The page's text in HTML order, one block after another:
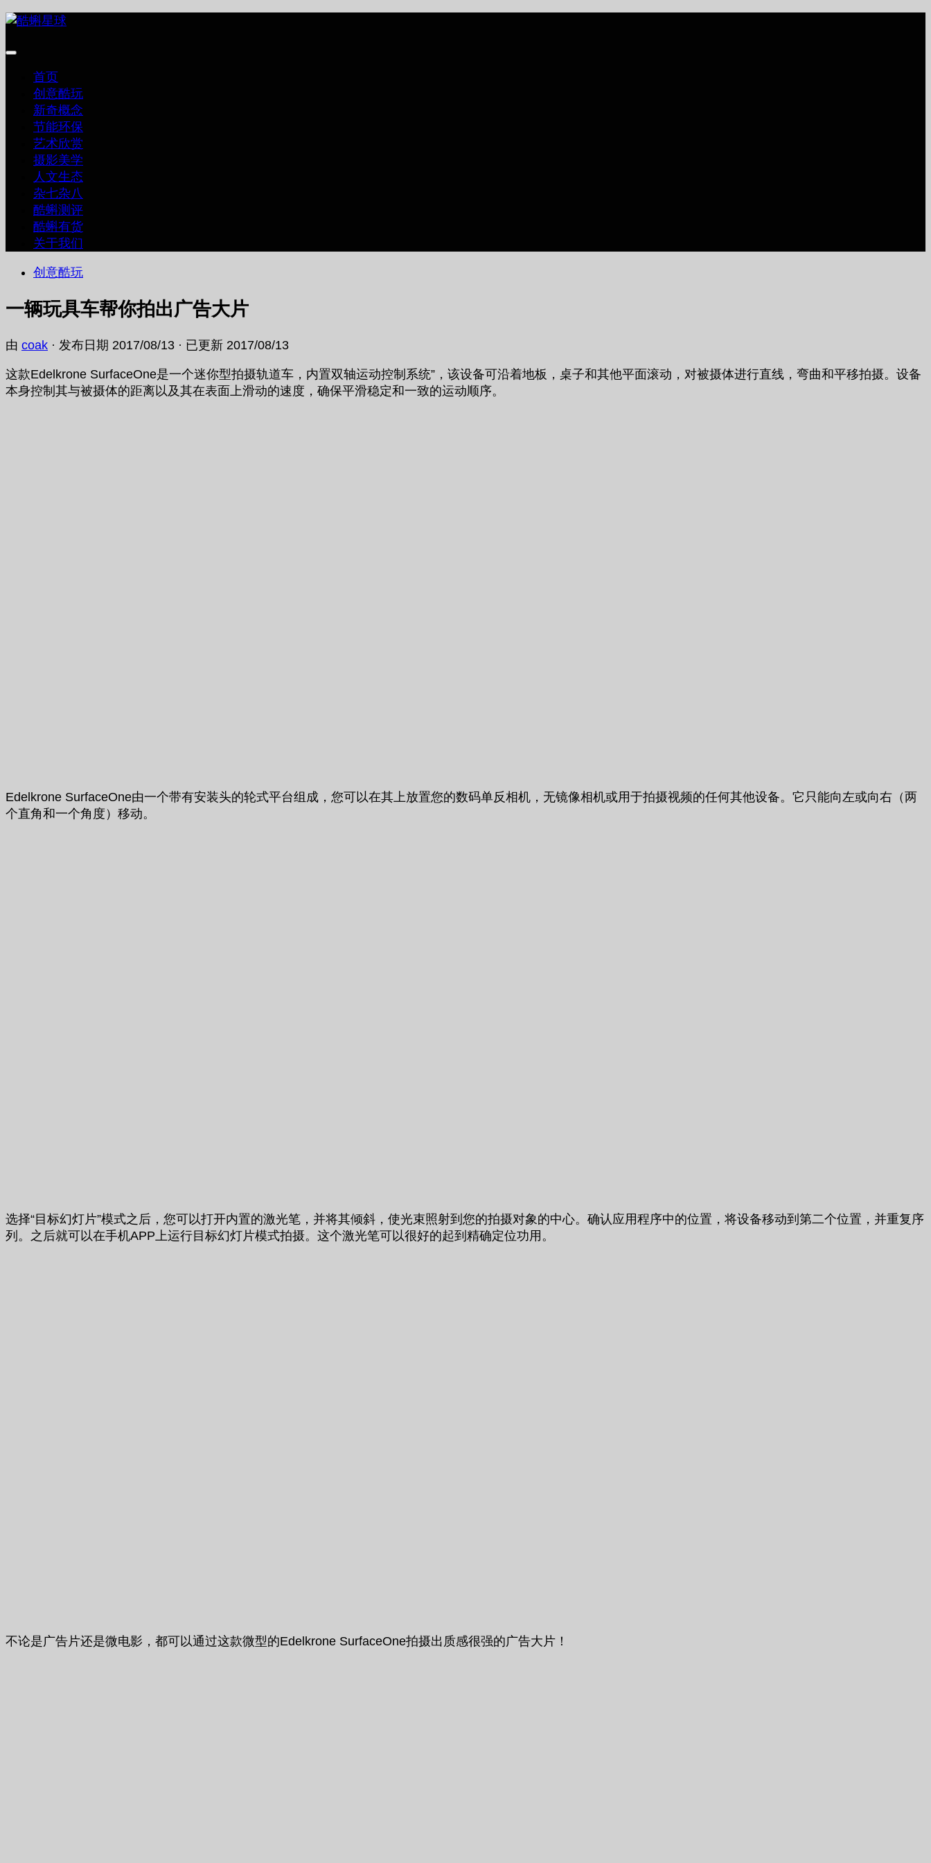
跳
内
首页
创意酷玩
新奇概念
节能环保
艺术欣赏
摄影美学
人文生态
杂七杂八
酷蝌测评
酷蝌有货
关于我们
创意酷玩
一辆玩具车帮你拍出广告大片
由 coak · 发布日期 2017/08/13 · 已更新 2017/08/13
这款Edelkrone SurfaceOne是一个迷你型拍摄轨道车，内置双轴运动控制系统”，该设备可沿着地板，桌子和其他平面滚动，对被摄体进行直线，弯曲和平移拍摄。设备
本身控制其与被摄体的距离以及其在表面上滑动的速度，确保平滑稳定和一致的运动顺序。
Edelkrone SurfaceOne由一个带有安装头的轮式平台组成，您可以在其上放置您的数码单反相机，无镜像相机或用于拍摄视频的任何其他设备。它只能向左或向右（两
个直角和一个角度）移动。
选择“目标幻灯片”模式之后，您可以打开内置的激光笔，并将其倾斜，使光束照射到您的拍摄对象的中心。确认应用程序中的位置，将设备移动到第二个位置，并重复序
列。之后就可以在手机APP上运行目标幻灯片模式拍摄。这个激光笔可以很好的起到精确定位功用。
不论是广告片还是微电影，都可以通过这款微型的Edelkrone SurfaceOne拍摄出质感很强的广告大片！